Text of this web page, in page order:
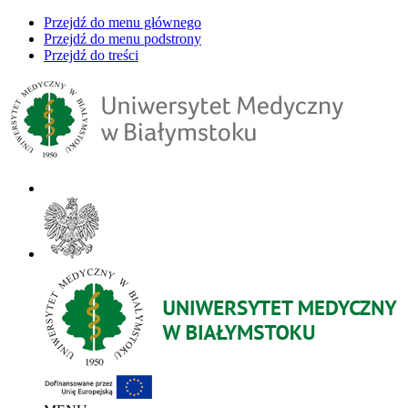
Przejdź do menu głównego
Przejdź do menu podstrony
Przejdź do treści